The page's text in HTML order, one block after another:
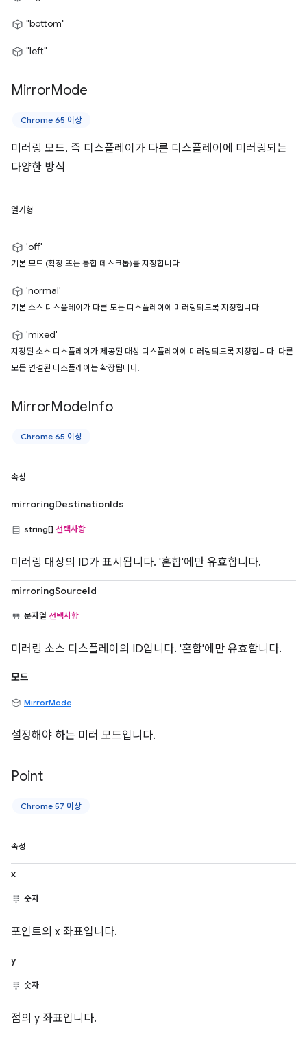
"bottom"
"left"
MirrorMode
Chrome 65 이상
미러링 모드, 즉 디스플레이가 다른 디스플레이에 미러링되는
다양한 방식
열거형
'off'
기본 모드 (확장 또는 통합 데스크톱)를 지정합니다.
'normal'
기본 소스 디스플레이가 다른 모든 디스플레이에 미러링되도록 지정합니다.
'mixed'
지정된 소스 디스플레이가 제공된 대상 디스플레이에 미러링되도록 지정합니다. 다른
모든 연결된 디스플레이는 확장됩니다.
MirrorModeInfo
Chrome 65 이상
속성
mirroringDestinationIds
string[] 선택사항
미러링 대상의 ID가 표시됩니다. '혼합'에만 유효합니다.
mirroringSourceId
문자열 선택사항
미러링 소스 디스플레이의 ID입니다. '혼합'에만 유효합니다.
모드
MirrorMode
설정해야 하는 미러 모드입니다.
Point
Chrome 57 이상
속성
x
숫자
포인트의 x 좌표입니다.
y
숫자
점의 y 좌표입니다.